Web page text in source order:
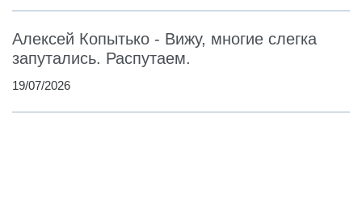
Алексей Копытько - Вижу, многие слегка
запутались. Распутаем.
19/07/2026